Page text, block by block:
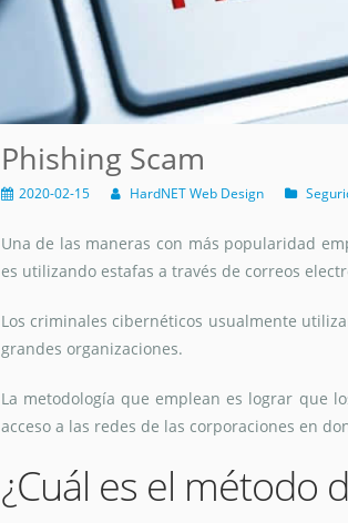
Phishing Scam
2020-02-15 HardNET Web Design
Una de las maneras con más popularidad
es utilizando estafas a través de correos
Los criminales cibernéticos usualmente
grandes organizaciones.
La metodología que emplean es lograr que
acceso a las redes de las corporaciones en
¿Cuál es el método